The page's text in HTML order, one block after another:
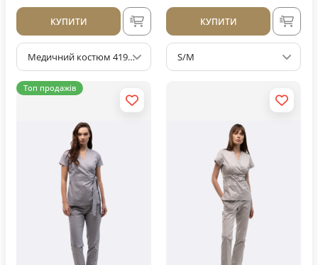
КУПИТИ
Медичний костюм 4193 Оливковий
КУПИТИ
S/M
Топ продажів